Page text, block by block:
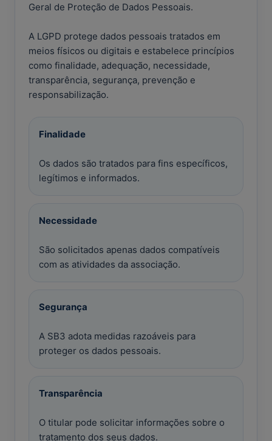
Geral de Proteção de Dados Pessoais.
A LGPD protege dados pessoais tratados em
meios físicos ou digitais e estabelece princípios
como finalidade, adequação, necessidade,
transparência, segurança, prevenção e
responsabilização.
Finalidade
Os dados são tratados para fins específicos,
legítimos e informados.
Necessidade
São solicitados apenas dados compatíveis
com as atividades da associação.
Segurança
A SB3 adota medidas razoáveis para
proteger os dados pessoais.
Transparência
O titular pode solicitar informações sobre o
tratamento dos seus dados.